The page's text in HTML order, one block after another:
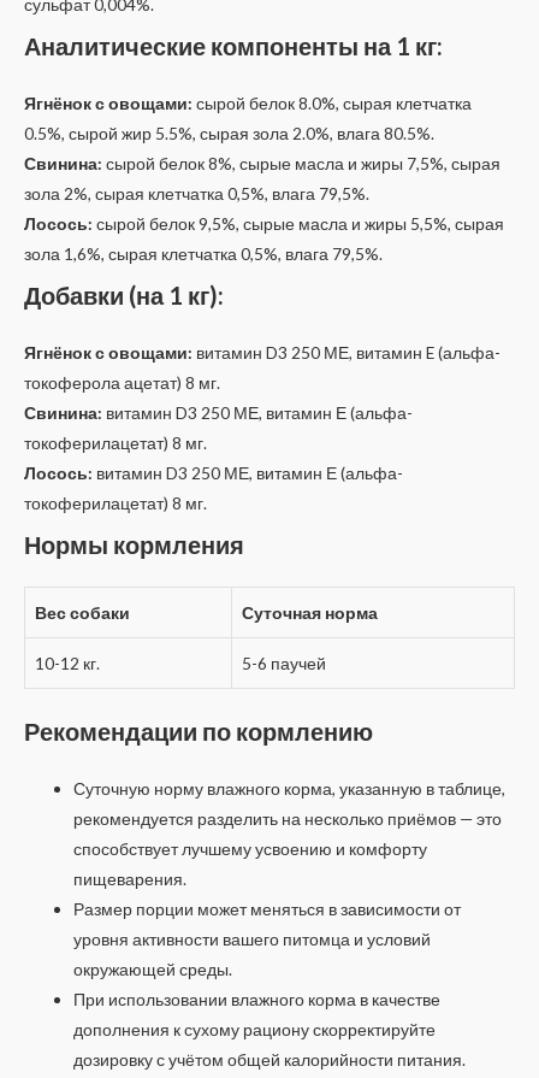
сульфат 0,004%.
Аналитические компоненты на 1 кг:
Ягнёнок с овощами: сырой белок 8.0%, сырая клетчатка
0.5%, сырой жир 5.5%, сырая зола 2.0%, влага 80.5%.
Свинина: сырой белок 8%, сырые масла и жиры 7,5%, сырая
зола 2%, сырая клетчатка 0,5%, влага 79,5%.
Лосось: сырой белок 9,5%, сырые масла и жиры 5,5%, сырая
зола 1,6%, сырая клетчатка 0,5%, влага 79,5%.
Добавки (на 1 кг):
Ягнёнок с овощами: витамин D3 250 МЕ, витамин E (альфа-
токоферола ацетат) 8 мг.
Свинина: витамин D3 250 МЕ, витамин Е (альфа-
токоферилацетат) 8 мг.
Лосось: витамин D3 250 МЕ, витамин Е (альфа-
токоферилацетат) 8 мг.
Нормы кормления
Вес собаки Суточная норма
10-12 кг. 5-6 паучей
Рекомендации по кормлению
Суточную норму влажного корма, указанную в таблице,
рекомендуется разделить на несколько приёмов — это
способствует лучшему усвоению и комфорту
пищеварения.
Размер порции может меняться в зависимости от
уровня активности вашего питомца и условий
окружающей среды.
При использовании влажного корма в качестве
дополнения к сухому рациону скорректируйте
дозировку с учётом общей калорийности питания.